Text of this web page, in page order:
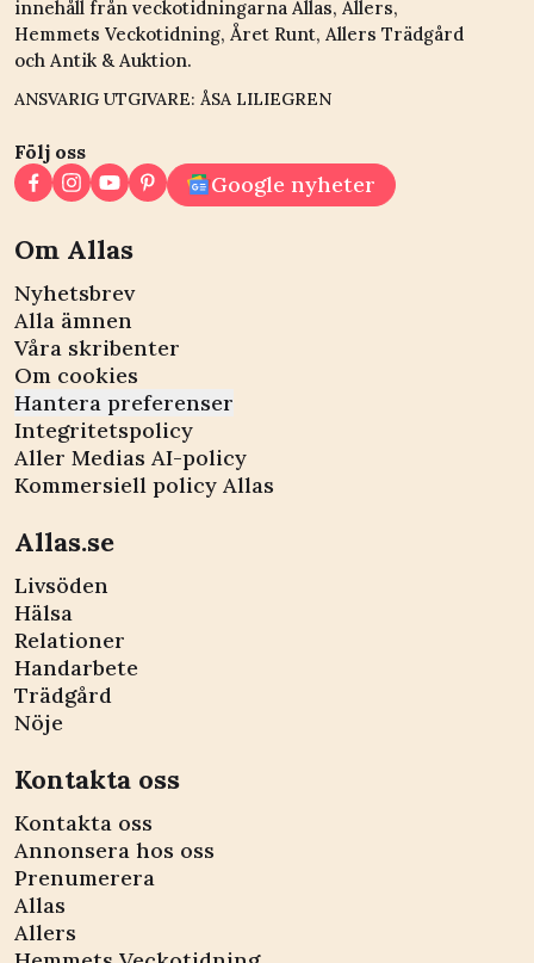
innehåll från veckotidningarna Allas, Allers,
Hemmets Veckotidning, Året Runt, Allers Trädgård
och Antik & Auktion.
ANSVARIG UTGIVARE: ÅSA LILIEGREN
Följ oss
Google nyheter
Om Allas
Nyhetsbrev
Alla ämnen
Våra skribenter
Om cookies
Hantera preferenser
Integritetspolicy
Aller Medias AI-policy
Kommersiell policy Allas
Allas.se
Livsöden
Hälsa
Relationer
Handarbete
Trädgård
Nöje
Kontakta oss
Kontakta oss
Annonsera hos oss
Prenumerera
Allas
Allers